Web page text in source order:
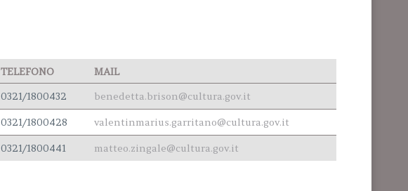
TELEFONO
MAIL
0321/1800432 benedetta.brison@cultura.gov.it
0321/1800428 valentinmarius.garritano@cultura.gov.it
0321/1800441 matteo.zingale@cultura.gov.it